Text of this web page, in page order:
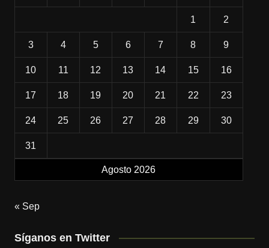
Agosto 2026
1 2
3 4 5 6 7 8 9
10 11 12 13 14 15 16
17 18 19 20 21 22 23
24 25 26 27 28 29 30
31
« Sep
Síganos en Twitter